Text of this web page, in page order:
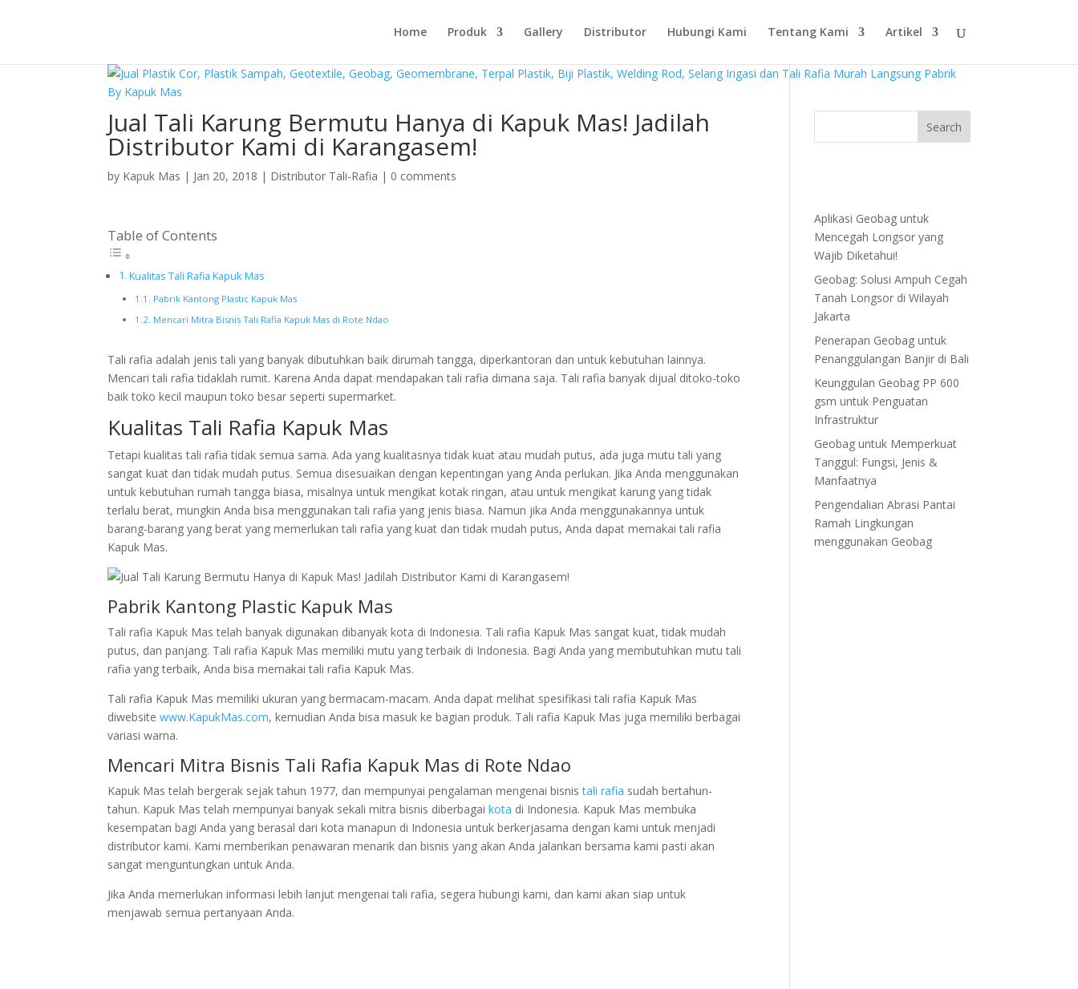
Home Produk Gallery Distributor Hubungi Kami Tentang Kami Artikel
Jual Tali Karung Bermutu Hanya di Kapuk Mas! Jadilah
Distributor Kami di Karangasem!
by Kapuk Mas | Jan 20, 2018 | Distributor Tali-Rafia | 0 comments
Table of Contents
Kualitas Tali Rafia Kapuk Mas
Pabrik Kantong Plastic Kapuk Mas
Mencari Mitra Bisnis Tali Rafia Kapuk Mas di Rote Ndao
Tali rafia adalah jenis tali yang banyak dibutuhkan baik dirumah tangga, diperkantoran dan untuk kebutuhan lainnya.
Mencari tali rafia tidaklah rumit. Karena Anda dapat mendapakan tali rafia dimana saja. Tali rafia banyak dijual ditoko-toko
baik toko kecil maupun toko besar seperti supermarket.
Kualitas Tali Rafia Kapuk Mas
Tetapi kualitas tali rafia tidak semua sama. Ada yang kualitasnya tidak kuat atau mudah putus, ada juga mutu tali yang
sangat kuat dan tidak mudah putus. Semua disesuaikan dengan kepentingan yang Anda perlukan. Jika Anda menggunakan
untuk kebutuhan rumah tangga biasa, misalnya untuk mengikat kotak ringan, atau untuk mengikat karung yang tidak
terlalu berat, mungkin Anda bisa menggunakan tali rafia yang jenis biasa. Namun jika Anda menggunakannya untuk
barang-barang yang berat yang memerlukan tali rafia yang kuat dan tidak mudah putus, Anda dapat memakai tali rafia
Kapuk Mas.
Pabrik Kantong Plastic Kapuk Mas
Tali rafia Kapuk Mas telah banyak digunakan dibanyak kota di Indonesia. Tali rafia Kapuk Mas sangat kuat, tidak mudah
putus, dan panjang. Tali rafia Kapuk Mas memiliki mutu yang terbaik di Indonesia. Bagi Anda yang membutuhkan mutu tali
rafia yang terbaik, Anda bisa memakai tali rafia Kapuk Mas.
Tali rafia Kapuk Mas memiliki ukuran yang bermacam-macam. Anda dapat melihat spesifikasi tali rafia Kapuk Mas
diwebsitewww.KapukMas.com, kemudian Anda bisa masuk ke bagian produk. Tali rafia Kapuk Mas juga memiliki berbagai
variasi warna.
Mencari Mitra Bisnis Tali Rafia Kapuk Mas di Rote Ndao
Kapuk Mas telah bergerak sejak tahun 1977, dan mempunyai pengalaman mengenai bisnistali rafia sudah bertahun-
tahun. Kapuk Mas telah mempunyai banyak sekali mitra bisnis diberbagaikota di Indonesia. Kapuk Mas membuka
kesempatan bagi Anda yang berasal dari kota manapun di Indonesia untuk berkerjasama dengan kami untuk menjadi
distributor kami. Kami memberikan penawaran menarik dan bisnis yang akan Anda jalankan bersama kami pasti akan
sangat menguntungkan untuk Anda.
Jika Anda memerlukan informasi lebih lanjut mengenai tali rafia, segera hubungi kami, dan kami akan siap untuk
menjawab semua pertanyaan Anda.
Aplikasi Geobag untuk
Mencegah Longsor yang
Wajib Diketahui!
Geobag: Solusi Ampuh Cegah
Tanah Longsor di Wilayah
Jakarta
Penerapan Geobag untuk
Penanggulangan Banjir di Bali
Keunggulan Geobag PP 600
gsm untuk Penguatan
Infrastruktur
Geobag untuk Memperkuat
Tanggul: Fungsi, Jenis &
Manfaatnya
Pengendalian Abrasi Pantai
Ramah Lingkungan
menggunakan Geobag